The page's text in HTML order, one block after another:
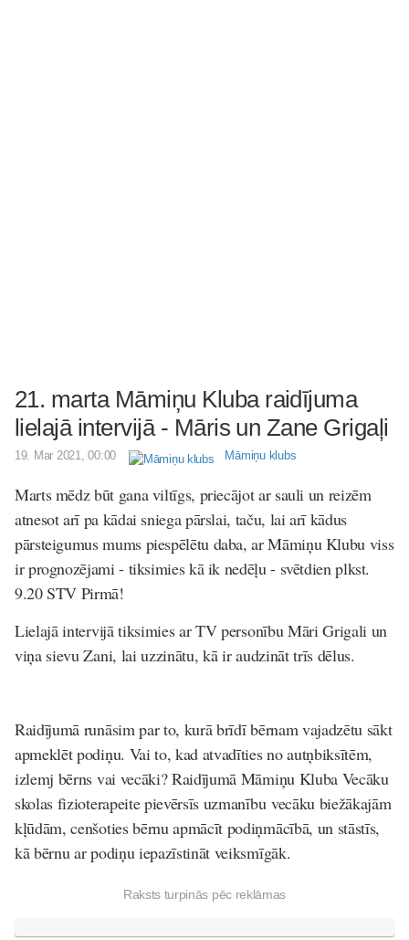
21. marta Māmiņu Kluba raidījuma
lielajā intervijā - Māris un Zane Grigaļi
19. Mar 2021, 00:00 Māmiņu klubs
Marts mēdz būt gana viltīgs, priecājot ar sauli un reizēm
atnesot arī pa kādai sniega pārslai, taču, lai arī kādus
pārsteigumus mums piespēlētu daba, ar Māmiņu Klubu viss
ir prognozējami - tiksimies kā ik nedēļu - svētdien plkst.
9.20 STV Pirmā!
Lielajā intervijā tiksimies ar TV personību Māri Grigali un
viņa sievu Zani, lai uzzinātu, kā ir audzināt trīs dēlus.
Raidījumā runāsim par to, kurā brīdī bērnam vajadzētu sākt
apmeklēt podiņu. Vai to, kad atvadīties no autņbiksītēm,
izlemj bērns vai vecāki? Raidījumā Māmiņu Kluba Vecāku
skolas fizioterapeite pievērsīs uzmanību vecāku biežākajām
kļūdām, cenšoties bērnu apmācīt podiņmācībā, un stāstīs,
kā bērnu ar podiņu iepazīstināt veiksmīgāk.
Raksts turpinās pēc reklāmas